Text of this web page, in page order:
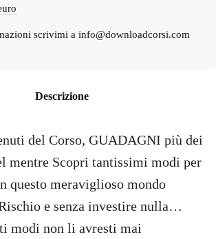
scrivimi a info@downloadcorsi.com
Descrizione
del Corso, GUADAGNI più dei
mentre Scopri tantissimi modi per
questo meraviglioso mondo
e senza investire nulla…
modi non li avresti mai